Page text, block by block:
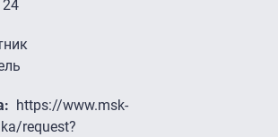
24
https://www.msk-
request?